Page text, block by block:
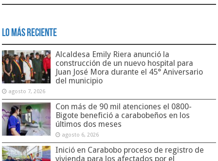
Lo Más Reciente
Alcaldesa Emily Riera anunció la
construcción de un nuevo hospital para
Juan José Mora durante el 45° Aniversario
del municipio
agosto 7, 2026
Con más de 90 mil atenciones el 0800-
Bigote benefició a carabobeños en los
últimos dos meses
agosto 6, 2026
Inició en Carabobo proceso de registro de
vivienda para los afectados por el